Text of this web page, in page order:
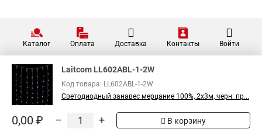
Каталог Оплата Доставка Контакты Войти
Laitcom LL602ABL-1-2W
Код товара: LL602ABL-1-2W
Светодиодный занавес мерцание 100%, 2x3м, черн. пр...
0,00 ₽ – + В корзину